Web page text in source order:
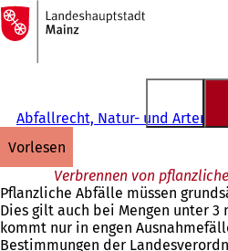
Inhalt anspringen
Zur
Startseite
Abfallrecht, Natur- und
vorlesen
Verbrennen von
Pflanzliche Abfälle müssen
Dies gilt auch bei Mengen unter 3
kommt nur in engen
Bestimmungen der